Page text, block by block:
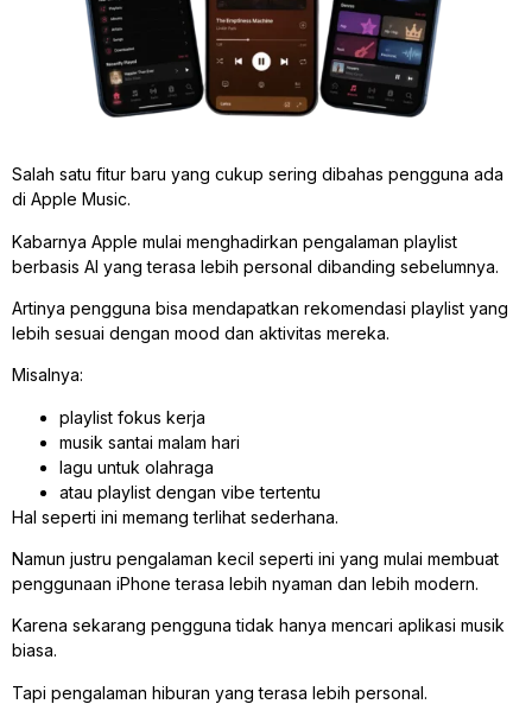
Salah satu fitur baru yang cukup sering dibahas pengguna ada
di Apple Music.
Kabarnya Apple mulai menghadirkan pengalaman playlist
berbasis AI yang terasa lebih personal dibanding sebelumnya.
Artinya pengguna bisa mendapatkan rekomendasi playlist yang
lebih sesuai dengan mood dan aktivitas mereka.
Misalnya:
playlist fokus kerja
musik santai malam hari
lagu untuk olahraga
atau playlist dengan vibe tertentu
Hal seperti ini memang terlihat sederhana.
Namun justru pengalaman kecil seperti ini yang mulai membuat
penggunaan iPhone terasa lebih nyaman dan lebih modern.
Karena sekarang pengguna tidak hanya mencari aplikasi musik
biasa.
Tapi pengalaman hiburan yang terasa lebih personal.